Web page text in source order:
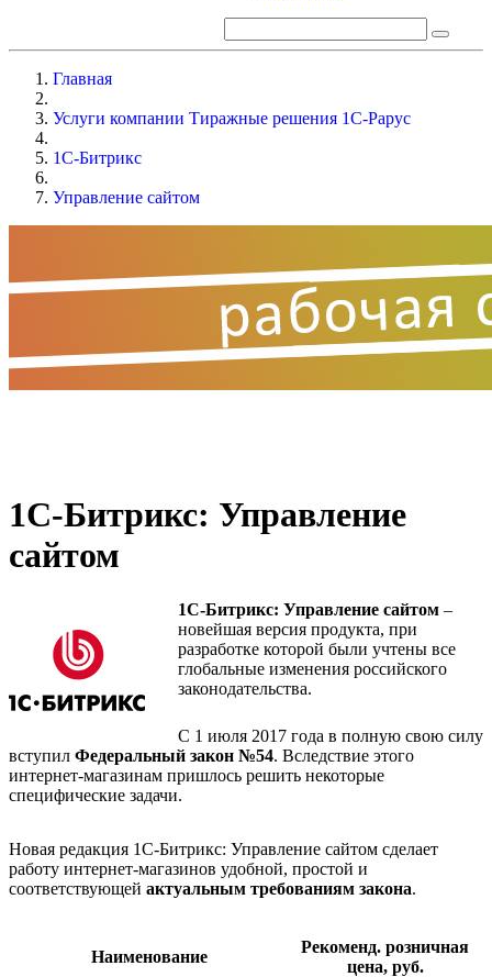
Главная
Услуги компании Тиражные решения 1С-Рарус
1C-Битрикс
Управление сайтом
1С-Битрикс: Управление
сайтом
1С-Битрикс: Управление сайтом –
новейшая версия продукта, при
разработке которой были учтены все
глобальные изменения российского
законодательства.
С 1 июля 2017 года в полную свою силу
вступил Федеральный закон №54. Вследствие этого
интернет-магазинам пришлось решить некоторые
специфические задачи.
Новая редакция 1С-Битрикс: Управление сайтом сделает
работу интернет-магазинов удобной, простой и
соответствующей актуальным требованиям закона.
Наименование
Рекоменд. розничная
цена, руб.